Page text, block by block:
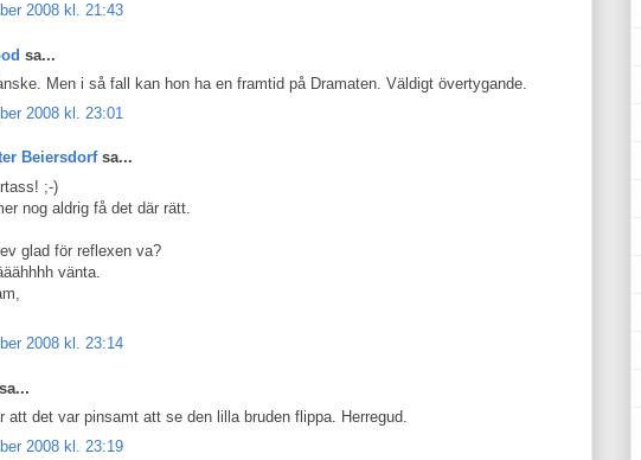
2008 kl. 21:43
sa...
Men i så fall kan hon ha en framtid på Dramaten. Väldigt övertygande.
2008 kl. 23:01
Beiersdorfsa...
;-)
nog aldrig få det där rätt.
glad för reflexen va?
vänta.
2008 kl. 23:14
att det var pinsamt att se den lilla bruden flippa. Herregud.
2008 kl. 23:19